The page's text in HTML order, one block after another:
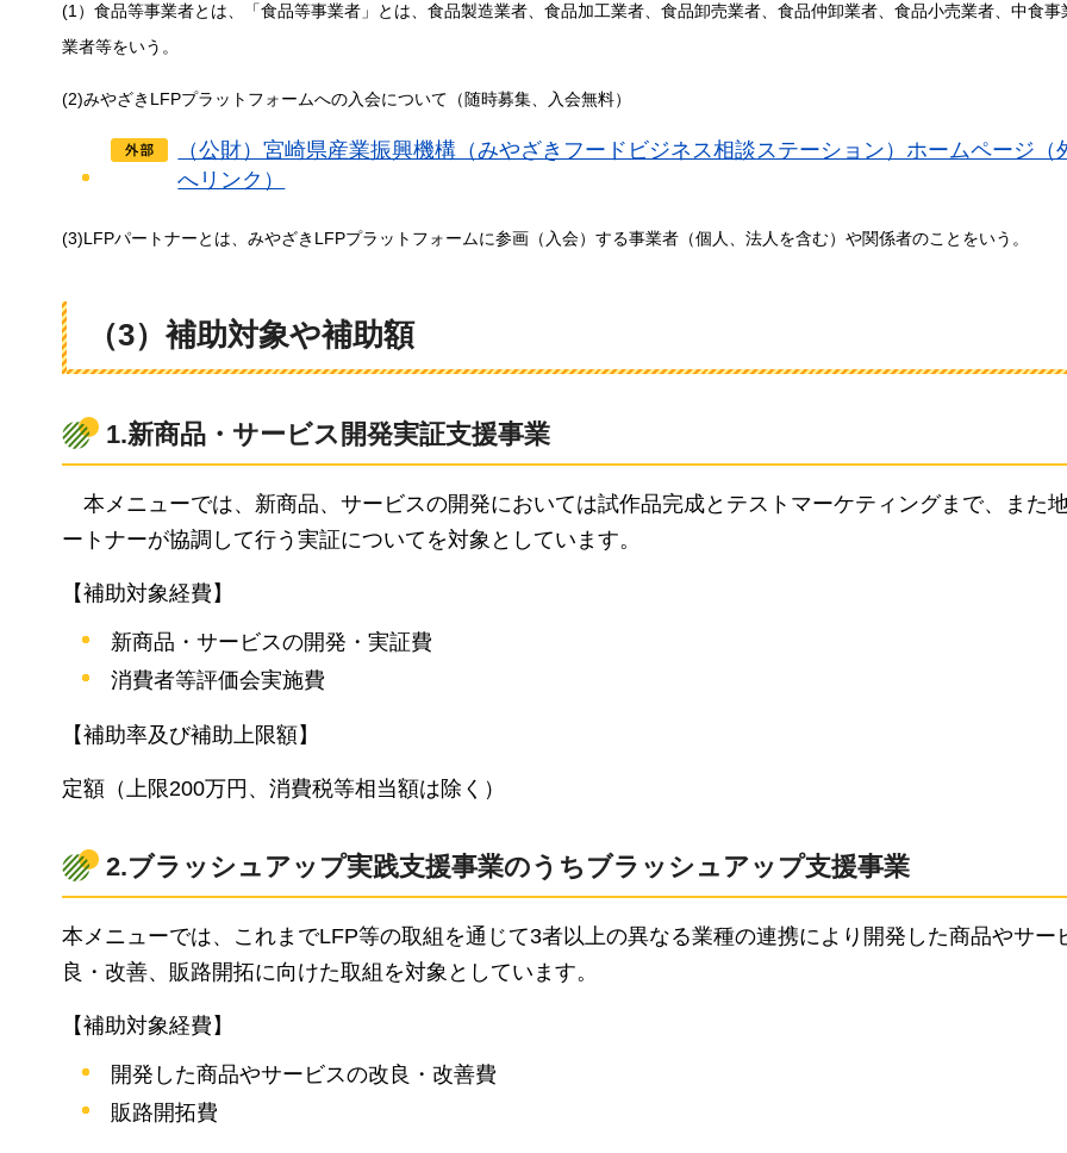
(1）食品等事業者とは、「食品等事業者」とは、食品製造業者、食品加工業者、食品卸売業者、食品仲卸業者、食品小売業者、中食事
業者等をいう。
(2)みやざきLFPプラットフォームへの入会について（随時募集、入会無料）
（公財）宮崎県産業振興機構（みやざきフードビジネス相談ステーション）ホームページ（
へリンク）
(3)LFPパートナーとは、みやざきLFPプラットフォームに参画（入会）する事業者（個人、法人を含む）や関係者のことをいう。
（3）補助対象や補助額
1.新商品・サービス開発実証支援事業
本メニューでは、新商品、サービスの開発においては試作品完成とテストマーケティングまで、また
ートナーが協調して行う実証についてを対象としています。
【補助対象経費】
新商品・サービスの開発・実証費
消費者等評価会実施費
【補助率及び補助上限額】
定額（上限200万円、消費税等相当額は除く）
2.ブラッシュアップ実践支援事業のうちブラッシュアップ支援事業
本メニューでは、これまでLFP等の取組を通じて3者以上の異なる業種の連携により開発した商品やサー
良・改善、販路開拓に向けた取組を対象としています。
【補助対象経費】
開発した商品やサービスの改良・改善費
販路開拓費